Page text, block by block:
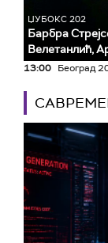
ЏУБОКС 202
Барбра
Велетанлић,
13:00 Београд